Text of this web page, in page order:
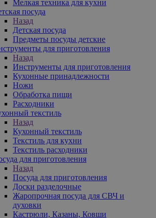
Мелкая техника для кухни
посуда
Назад
Детская посуда
Предметы посуды детские
для приготовления
Назад
Инструменты для приготовления
Кухонные принадлежности
Ножи
Обработка пищи
Расходники
текстиль
Назад
Кухонный текстиль
Текстиль для кухни
Текстиль расходники
для приготовления
Назад
Посуда для приготовления
Доски разделочные
Жаропрочная посуда для СВЧ и
духовки
Кастрюли, Казаны, Ковши